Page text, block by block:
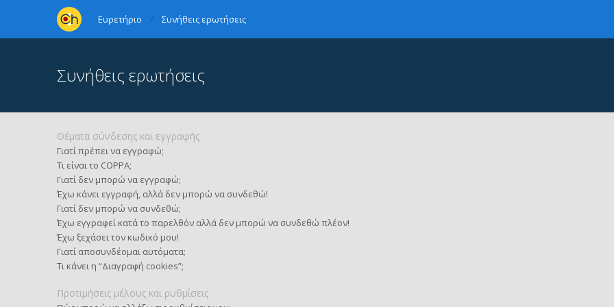
Ευρετήριο Συνήθεις ερωτήσεις
Συνήθεις ερωτήσεις
Θέματα σύνδεσης και εγγραφής
Γιατί πρέπει να εγγραφώ;
Τι είναι το COPPA;
Γιατί δεν μπορώ να εγγραφώ;
Έχω κάνει εγγραφή, αλλά δεν μπορώ να συνδεθώ!
Γιατί δεν μπορώ να συνδεθώ;
Έχω εγγραφεί κατά το παρελθόν αλλά δεν μπορώ να συνδεθώ πλέον!
Έχω ξεχάσει τον κωδικό μου!
Γιατί αποσυνδέομαι αυτόματα;
Τι κάνει η “Διαγραφή cookies”;
Προτιμήσεις μέλους και ρυθμίσεις